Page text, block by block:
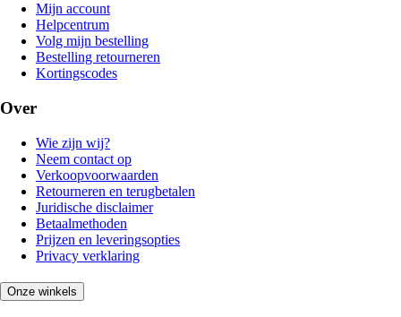
Mijn account
Helpcentrum
Volg mijn bestelling
Bestelling retourneren
Kortingscodes
Over
Wie zijn wij?
Neem contact op
Verkoopvoorwaarden
Retourneren en terugbetalen
Juridische disclaimer
Betaalmethoden
Prijzen en leveringsopties
Privacy verklaring
Onze winkels